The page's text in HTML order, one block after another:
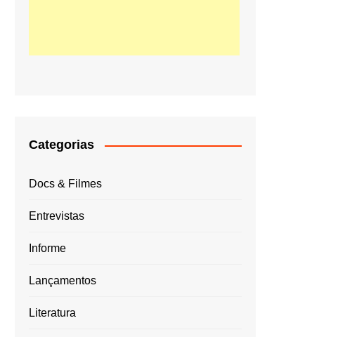
Categorias
Docs & Filmes
Entrevistas
Informe
Lançamentos
Literatura